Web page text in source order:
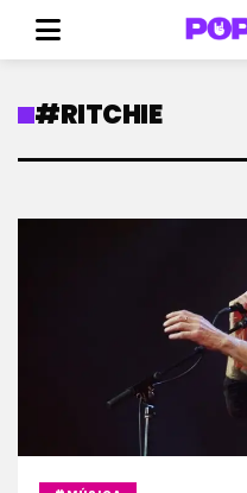
#RITCHIE